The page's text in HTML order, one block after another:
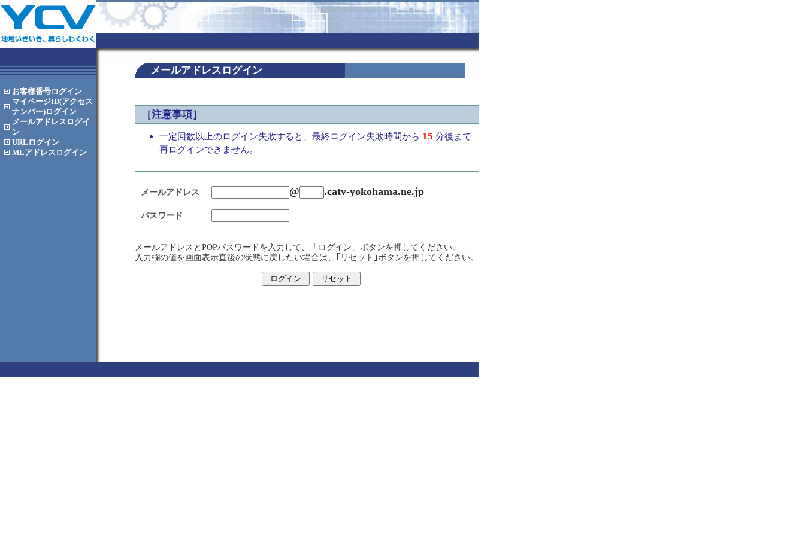
お客様番号ログイン
マイページID(アクセス
ナンバー)ログイン
メールアドレス ログイ
ン
URL ログイン
MLアドレス ログイン
メールアドレスログイン
［注意事項］
一定回数以上のログイン失敗すると、最終ログイン失敗時間から 15 分後まで
再ログインできません。
メールアドレス @ .catv-yokohama.ne.jp
パスワード
メールアドレスとPOPパスワードを入力して、「ログイン」ボタンを押してください。
入力欄の値を画面表示直後の状態に戻したい場合は、｢リセット｣ボタンを押してください。